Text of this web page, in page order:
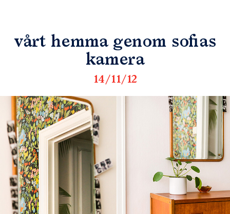
vårt hemma genom sofias
kamera
14/11/12